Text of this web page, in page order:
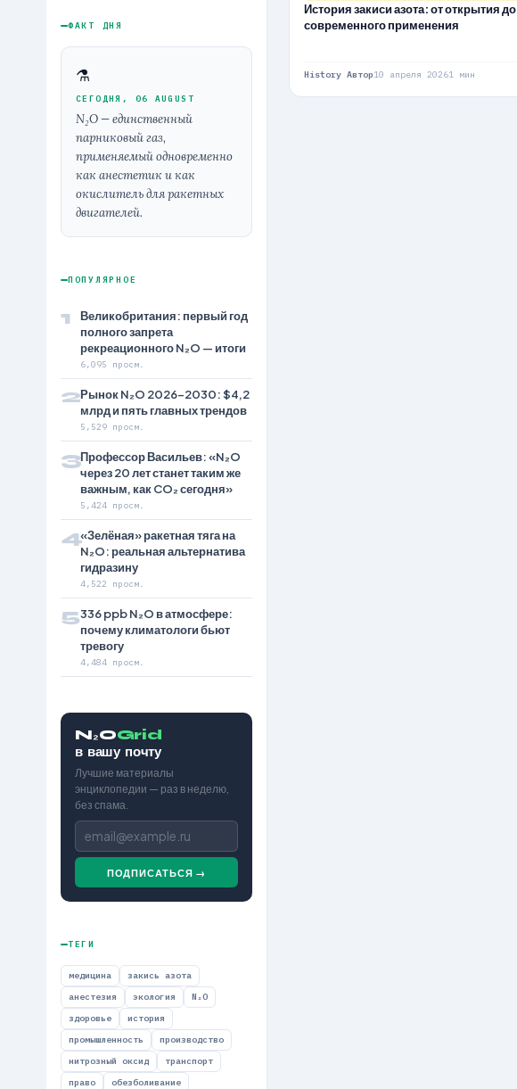
ФАКТ ДНЯ
⚗
СЕГОДНЯ, 06 AUGUST
N₂O — единственный
парниковый газ,
применяемый одновременно
как анестетик и как
окислитель для ракетных
двигателей.
ПОПУЛЯРНОЕ
1
Великобритания: первый год
полного запрета
рекреационного N₂O — итоги
6,095 просм.
2Рынок N₂O 2026–2030: $4,2
млрд и пять главных трендов
5,529 просм.
3Профессор Васильев: «N₂O
через 20 лет станет таким же
важным, как CO₂ сегодня»
5,424 просм.
4«Зелёная» ракетная тяга на
N₂O: реальная альтернатива
гидразину
4,522 просм.
5336 ppb N₂O в атмосфере:
почему климатологи бьют
тревогу
4,484 просм.
N₂OGrid
в вашу почту
Лучшие материалы
энциклопедии — раз в неделю,
без спама.
ПОДПИСАТЬСЯ →
ТЕГИ
медицина
закись азота
анестезия
экология
N₂O
здоровье
история
промышленность
производство
нитрозный оксид
транспорт
право
обезболивание
История закиси азота: от открытия до
современного применения
History Автор10 апреля 20261 мин